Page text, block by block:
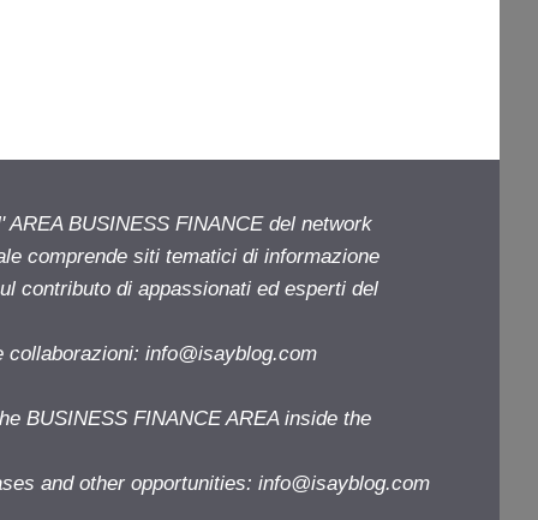
BUSINESS FINANCE del network
comprende siti tematici di informazione
contributo di appassionati ed esperti del
collaborazioni: info@isayblog.com
BUSINESS FINANCE AREA inside the
and other opportunities: info@isayblog.com